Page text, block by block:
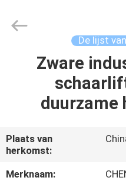
PRODUCTEN
OVER
ONS
LTD.
De lijst
Zware
duurzame
Plaats van
herkomst:
Merknaam: